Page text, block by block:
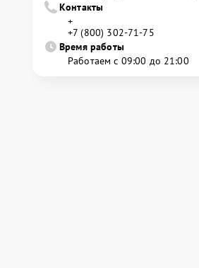
Контакты
+
+7 (800) 302-71-75
Время работы
Работаем с 09:00 до 21:00